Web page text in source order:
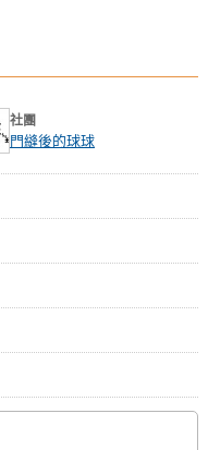
社團
門縫後的球球